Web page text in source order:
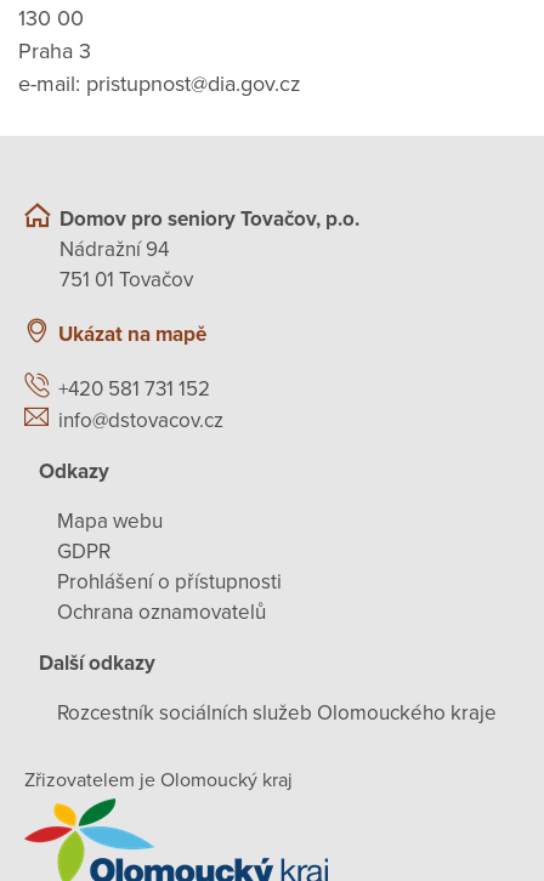
130 00
Praha 3
e-mail: pristupnost@dia.gov.cz
Domov pro seniory Tovačov, p.o.
Nádražní 94
751 01 Tovačov
Ukázat na mapě
+420 581 731 152
info@dstovacov.cz
Odkazy
Mapa webu
GDPR
Prohlášení o přístupnosti
Ochrana oznamovatelů
Další odkazy
Rozcestník sociálních služeb Olomouckého kraje
Zřizovatelem je Olomoucký kraj